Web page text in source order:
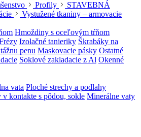
Profily
STAVEBNÁ
Vystužené tkaniny – armovacie
Hmoždiny s oceľovým tŕňom
Izolačné tanieriky Škrabáky na
penu Maskovacie pásky Ostatné
Soklové zakladacie z Al Okenné
vata Ploché strechy a podlahy
v kontakte s pôdou, sokle Minerálne vaty